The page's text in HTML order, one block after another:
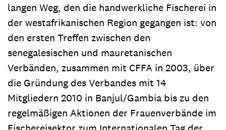
langen Weg, den die handwerkliche Fischerei in
der westafrikanischen Region gegangen ist: von
den ersten Treffen zwischen den
senegalesischen und mauretanischen
Verbänden, zusammen mit CFFA in 2003, über
die Gründung des Verbandes mit 14
Mitgliedern 2010 in Banjul/Gambia bis zu den
regelmäßigen Aktionen der Frauenverbände im